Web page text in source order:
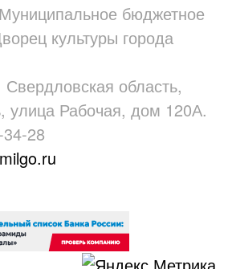
бюджетное
культуры города
область,
улица Рабочая, дом 120А.
28